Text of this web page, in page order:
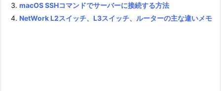
macOS SSHコマンドでサーバーに接続する方法
NetWork L2スイッチ、L3スイッチ、ルーターの主な違いメモ